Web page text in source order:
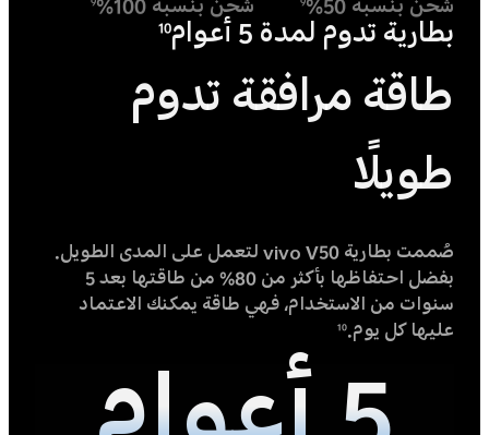
شحن بنسبة 50% شحن بنسبة 100%
بطارية تدوم لمدة 5 أعوام 10
طاقة مرافقة تدوم
طويلًا
صُممت بطارية vivo V50 لتعمل على المدى الطويل.
بفضل احتفاظها بأكثر من 80% من طاقتها بعد 5
سنوات من الاستخدام، فهي طاقة يمكنك الاعتماد
عليها كل يوم.10